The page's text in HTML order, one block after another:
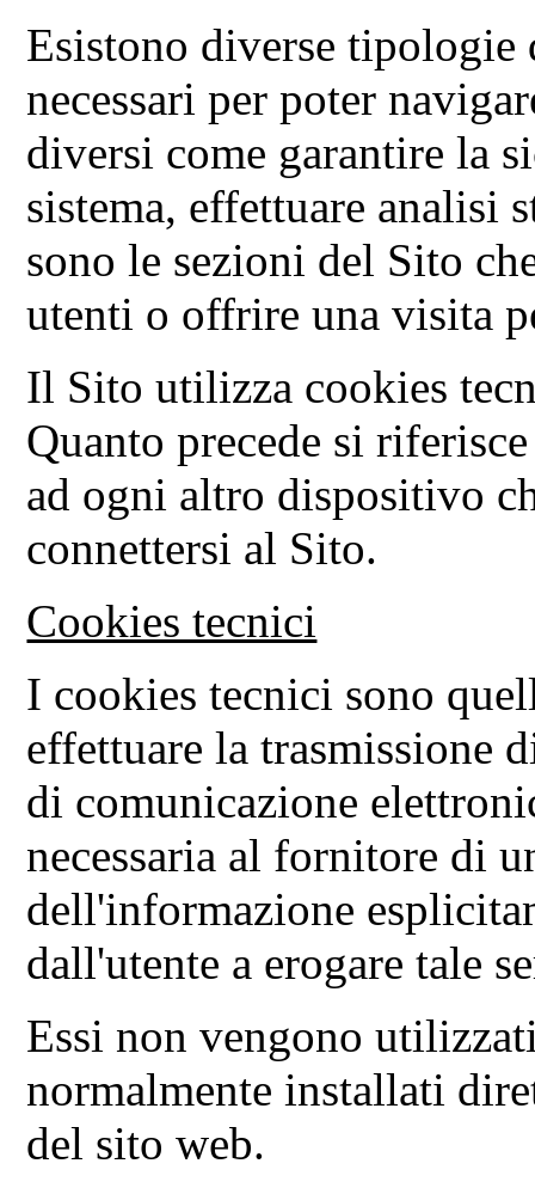
Esistono diverse
necessari per poter
diversi come garantire la
sistema, effettuare analisi
sono le sezioni del Sito
utenti o offrire una visita
Il Sito utilizza cookies
Quanto precede si
ad ogni altro dispositivo
connettersi al Sito.
Cookies tecnici
I cookies tecnici sono
effettuare la trasmissione
di comunicazione
necessaria al fornitore di
dell'informazione
dall'utente a erogare tale
Essi non vengono
normalmente installati
del sito web.